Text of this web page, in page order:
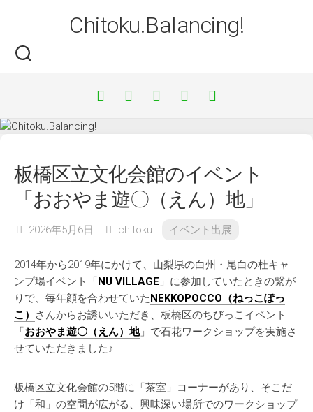
Chitoku.Balancing!
板橋区立文化会館のイベント
「おおやま遊〇（えん）地」
2026年5月6日 chitoku イベント出展
2014年から2019年にかけて、山梨県の白州・尾白の杜キャ
ンプ場イベント「NU VILLAGE 」に参加していたときの繋が
りで、毎年顔を合わせていたNEKKOPOCCO（ねっこぽっ
こ）
さんからお誘いいただき、板橋区のちびっこイベント
「おおやま遊〇（えん）地」で石花ワークショップを実施さ
せていただきました♪
板橋区立文化会館の5階に「茶室」コーナーがあり、そこだ
け「和」の空間が広がる、興味深い場所でのワークショップ